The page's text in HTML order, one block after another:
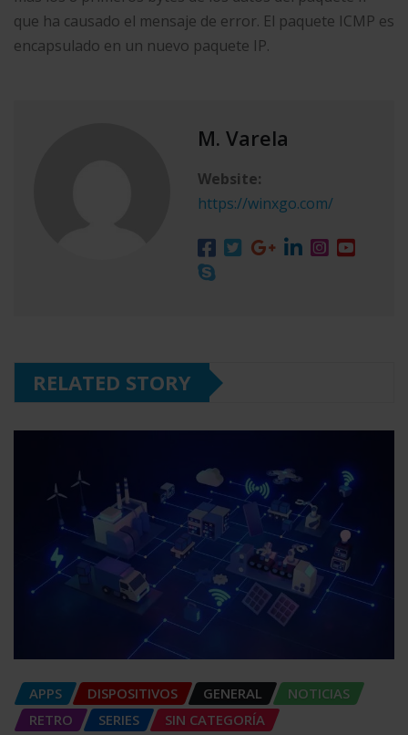
que ha causado el mensaje de error. El paquete ICMP es
encapsulado en un nuevo paquete IP.
M. Varela
Website:
https://winxgo.com/
RELATED STORY
APPS DISPOSITIVOS GENERAL
NOTICIAS
RETRO
SERIES
SIN CATEGORÍA